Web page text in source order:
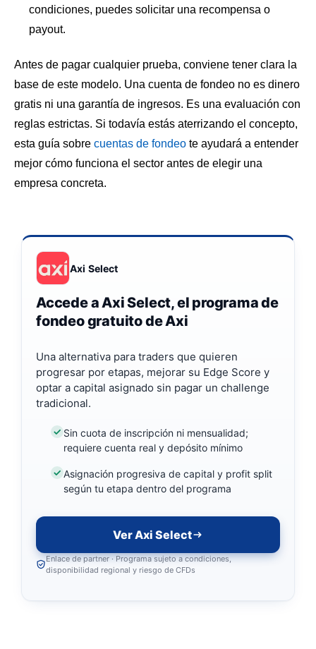
condiciones, puedes solicitar una recompensa o
payout.
Antes de pagar cualquier prueba, conviene tener clara la
base de este modelo. Una cuenta de fondeo no es dinero
gratis ni una garantía de ingresos. Es una evaluación con
reglas estrictas. Si todavía estás aterrizando el concepto,
esta guía sobre cuentas de fondeo te ayudará a entender
mejor cómo funciona el sector antes de elegir una
empresa concreta.
Axi Select
Accede a Axi Select, el programa de
fondeo gratuito de Axi
Una alternativa para traders que quieren
progresar por etapas, mejorar su Edge Score y
optar a capital asignado sin pagar un challenge
tradicional.
Sin cuota de inscripción ni mensualidad;
requiere cuenta real y depósito mínimo
Asignación progresiva de capital y profit split
según tu etapa dentro del programa
Ver Axi Select
Enlace de partner · Programa sujeto a condiciones,
disponibilidad regional y riesgo de CFDs